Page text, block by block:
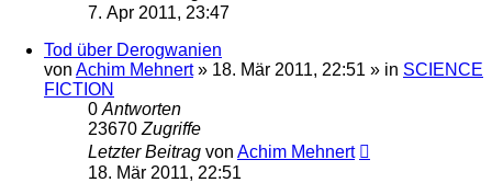
7. Apr 2011, 23:47
Tod über Derogwanien
von Achim Mehnert» 18. Mär 2011, 22:51 » in SCIENCE
FICTION
0 Antworten
23670 Zugriffe
Letzter Beitrag von Achim Mehnert
18. Mär 2011, 22:51